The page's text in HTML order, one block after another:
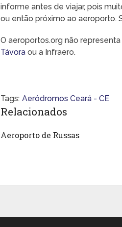
informe antes de viajar, pois
ou então próximo ao aeroporto.
O aeroportos.org não
Távora ou a Infraero.
Tags: Aeródromos Ceará - CE
Relacionados
Aeroporto de Russas